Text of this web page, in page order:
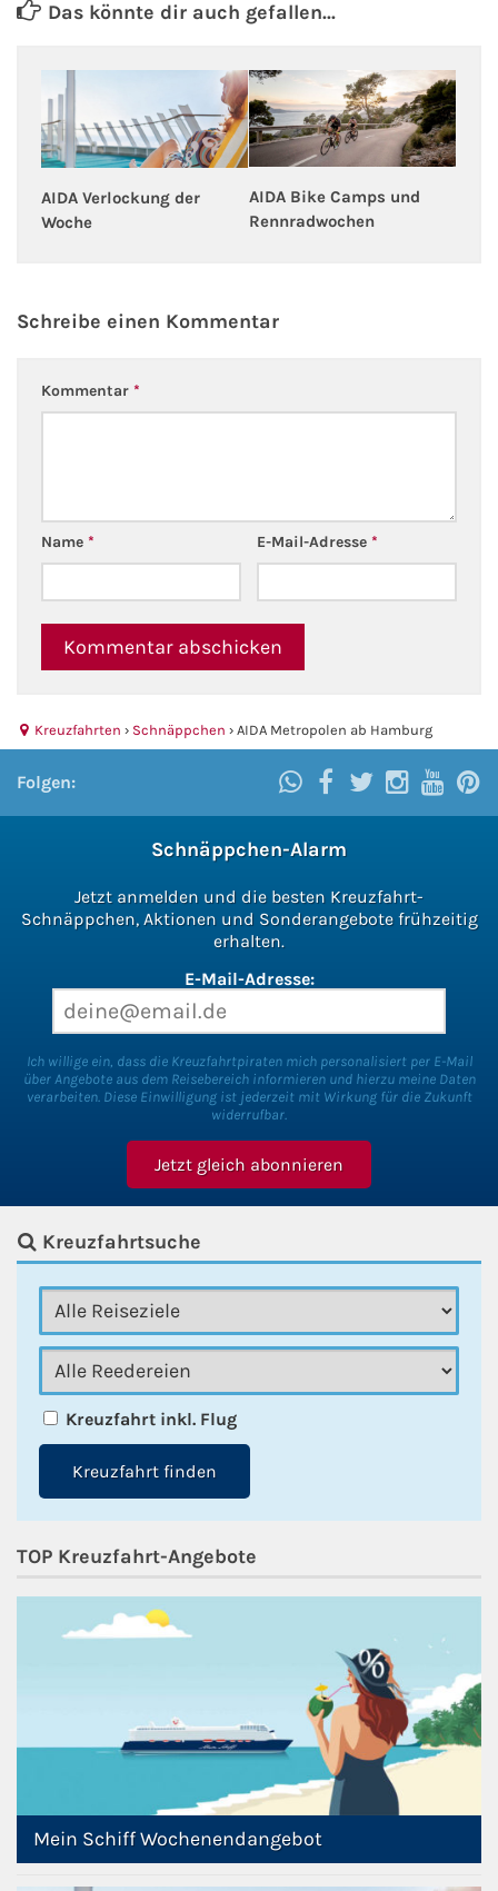
Das könnte dir auch gefallen...
AIDA Verlockung der
Woche
AIDA Bike Camps und
Rennradwochen
Schreibe einen Kommentar
Kommentar *
Name * E-Mail-Adresse *
Kreuzfahrten › Schnäppchen › AIDA Metropolen ab Hamburg
Folgen:
Schnäppchen-Alarm
Jetzt anmelden und die besten Kreuzfahrt-
Schnäppchen, Aktionen und Sonderangebote frühzeitig
erhalten.
E-Mail-Adresse:
Ich willige ein, dass die Kreuzfahrtpiraten mich personalisiert per E-Mail
über Angebote aus dem Reisebereich informieren und hierzu meine Daten
verarbeiten. Diese Einwilligung ist jederzeit mit Wirkung für die Zukunft
widerrufbar.
Kreuzfahrtsuche
Kreuzfahrt inkl. Flug
Kreuzfahrt finden
TOP Kreuzfahrt-Angebote
Mein Schiff Wochenendangebot